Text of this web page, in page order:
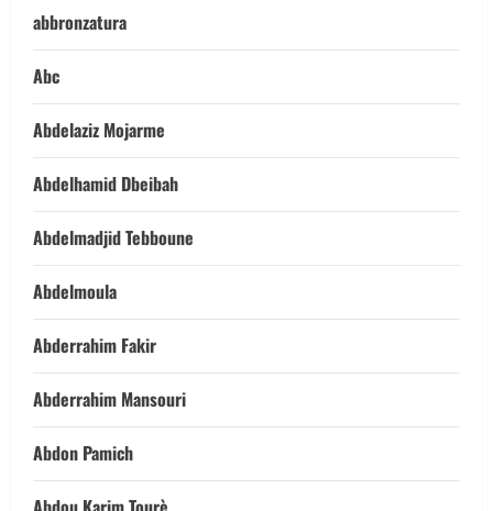
abbronzatura
Abc
Abdelaziz Mojarme
Abdelhamid Dbeibah
Abdelmadjid Tebboune
Abdelmoula
Abderrahim Fakir
Abderrahim Mansouri
Abdon Pamich